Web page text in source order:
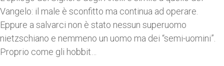
Vangelo: il male è sconfitto ma continua ad operare.
Eppure a salvarci non è stato nessun superuomo
nietzschiano e nemmeno un uomo ma dei “semi-uomini”.
Proprio come gli hobbit…